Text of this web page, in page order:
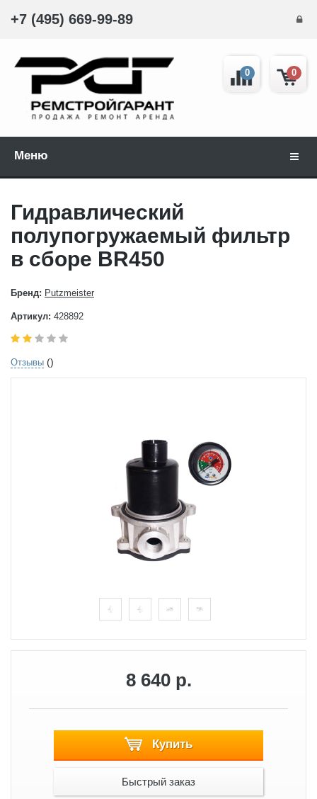
+7 (495) 669-99-89
0
0
Меню
Гидравлический
полупогружаемый фильтр
в сборе BR450
Бренд: Putzmeister
Артикул: 428892
Отзывы ()
8 640 р.
Купить
Быстрый заказ